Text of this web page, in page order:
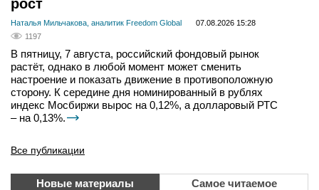
рост
Наталья Мильчакова, аналитик Freedom Global
07.08.2026 15:28
1197
В пятницу, 7 августа, российский фондовый рынок
растёт, однако в любой момент может сменить
настроение и показать движение в противоположную
сторону. К середине дня номинированный в рублях
индекс Мосбиржи вырос на 0,12%, а долларовый РТС
– на 0,13%.
Все публикации
Новые материалы Самое читаемое